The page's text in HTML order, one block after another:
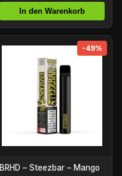
In den Warenkorb
-49%
BRHD – Steezbar – Mango